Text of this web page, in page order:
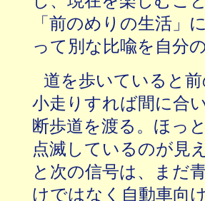
「前のめりの生活」
って別な比喩を自分
道を歩いていると
小走りすれば間に合
断歩道を渡る。ほっ
点滅しているのが見
と次の信号は、まだ
けではなく自動車向